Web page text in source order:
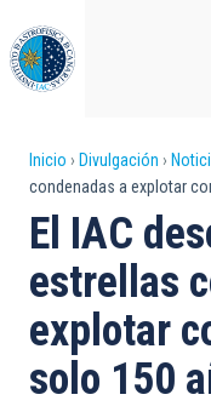
al
contenido
principal
Sobrescribir
enlaces
de
ayuda
a
la
Inicio Divulgación
condenadas a explotar
El IAC
estrellas
explotar
solo 150